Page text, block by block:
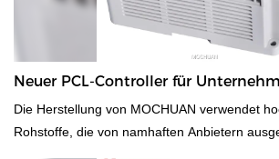
Neuer PCL-Controller für
Die Herstellung von MOCHUAN verwendet
Rohstoffe, die von namhaften Anbietern